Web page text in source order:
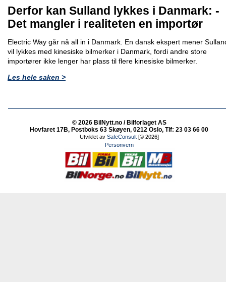
Derfor kan Sulland lykkes i Danmark: -
Det mangler i realiteten en importør
Electric Way går nå all in i Danmark. En dansk ekspert mener
vil lykkes med kinesiske bilmerker i Danmark, fordi andre store
importører ikke lenger har plass til flere kinesiske bilmerker.
Les hele saken >
© 2026 BilNytt.no / Bilforlaget AS
Hovfaret 17B, Postboks 63 Skøyen, 0212 Oslo, Tlf: 23 03 66 00
Utviklet av SafeConsult[© 2026]
Personvern